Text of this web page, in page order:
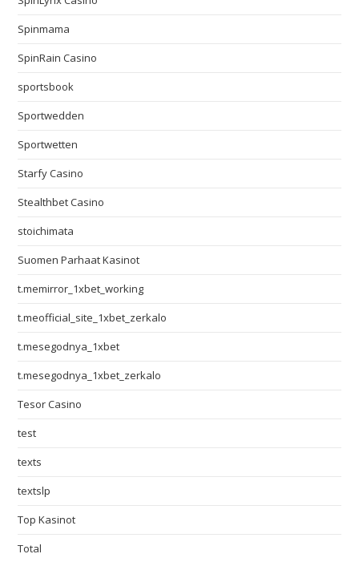
Spinmama
SpinRain Casino
sportsbook
Sportwedden
Sportwetten
Starfy Casino
Stealthbet Casino
stoichimata
Suomen Parhaat Kasinot
t.memirror_1xbet_working
t.meofficial_site_1xbet_zerkalo
t.mesegodnya_1xbet
t.mesegodnya_1xbet_zerkalo
Tesor Casino
test
texts
textslp
Top Kasinot
Total